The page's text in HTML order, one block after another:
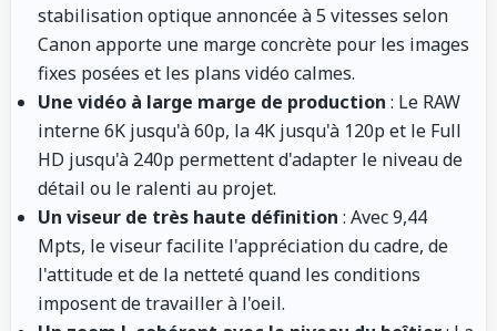
stabilisation optique annoncée à 5 vitesses selon
Canon apporte une marge concrète pour les images
fixes posées et les plans vidéo calmes.
Une vidéo à large marge de production : Le RAW
interne 6K jusqu'à 60p, la 4K jusqu'à 120p et le Full
HD jusqu'à 240p permettent d'adapter le niveau de
détail ou le ralenti au projet.
Un viseur de très haute définition : Avec 9,44
Mpts, le viseur facilite l'appréciation du cadre, de
l'attitude et de la netteté quand les conditions
imposent de travailler à l'oeil.